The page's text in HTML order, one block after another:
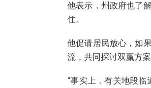
他表示，州政府也了
住。
他促请居民放心，如
流，共同探讨双赢方案
“事实上，有关地段临